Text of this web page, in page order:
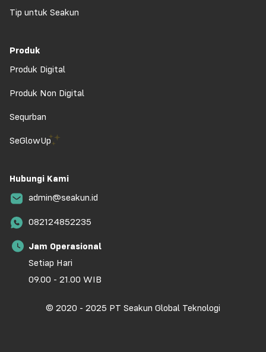
Tip untuk Seakun
Produk
Produk Digital
Produk Non Digital
Sequrban
SeGlowUp
Hubungi Kami
admin@seakun.id
082124852235
Jam Operasional
Setiap Hari
09.00 - 21.00 WIB
© 2020 - 2025 PT Seakun Global Teknologi